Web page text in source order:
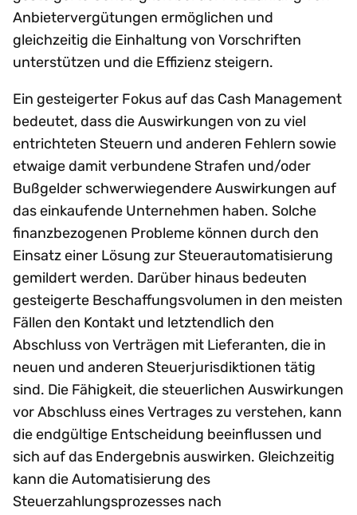
Anbietervergütungen ermöglichen und
gleichzeitig die Einhaltung von Vorschriften
unterstützen und die Effizienz steigern.
Ein gesteigerter Fokus auf das Cash Management
bedeutet, dass die Auswirkungen von zu viel
entrichteten Steuern und anderen Fehlern sowie
etwaige damit verbundene Strafen und/oder
Bußgelder schwerwiegendere Auswirkungen auf
das einkaufende Unternehmen haben. Solche
finanzbezogenen Probleme können durch den
Einsatz einer Lösung zur Steuerautomatisierung
gemildert werden. Darüber hinaus bedeuten
gesteigerte Beschaffungsvolumen in den meisten
Fällen den Kontakt und letztendlich den
Abschluss von Verträgen mit Lieferanten, die in
neuen und anderen Steuerjurisdiktionen tätig
sind. Die Fähigkeit, die steuerlichen Auswirkungen
vor Abschluss eines Vertrages zu verstehen, kann
die endgültige Entscheidung beeinflussen und
sich auf das Endergebnis auswirken. Gleichzeitig
kann die Automatisierung des
Steuerzahlungsprozesses nach